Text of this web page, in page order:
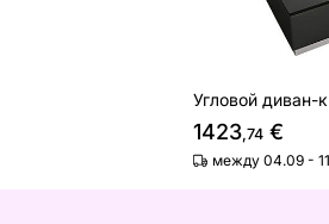
Угловой диван-
1423,74 €
между 04.09 -